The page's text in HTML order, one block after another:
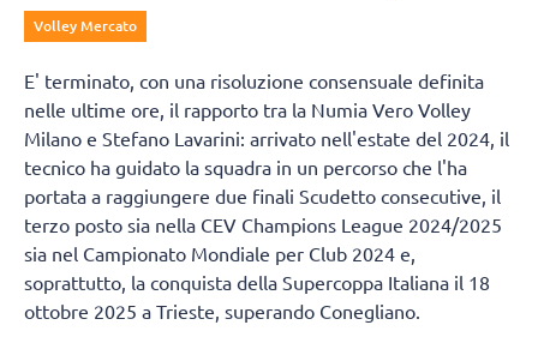
Volley Mercato
E' terminato, con una risoluzione consensuale definita
nelle ultime ore, il rapporto tra la Numia Vero Volley
Milano e Stefano Lavarini: arrivato nell'estate del 2024, il
tecnico ha guidato la squadra in un percorso che l'ha
portata a raggiungere due finali Scudetto consecutive, il
terzo posto sia nella CEV Champions League 2024/2025
sia nel Campionato Mondiale per Club 2024 e,
soprattutto, la conquista della Supercoppa Italiana il 18
ottobre 2025 a Trieste, superando Conegliano.